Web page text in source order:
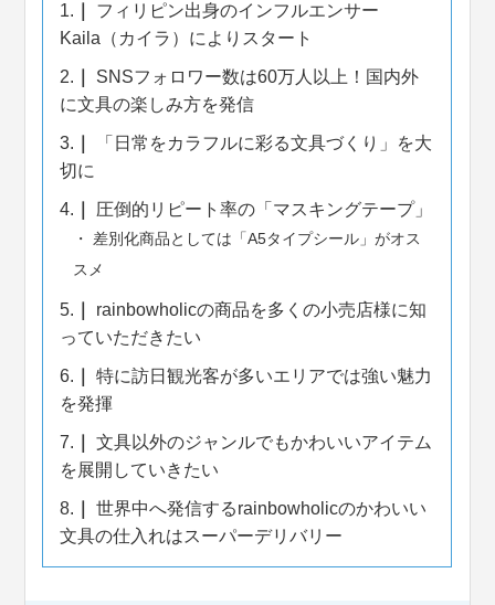
1.
フィリピン出身のインフルエンサー
Kaila（カイラ）によりスタート
2.
SNSフォロワー数は60万人以上！国内外
に文具の楽しみ方を発信
3.
「日常をカラフルに彩る文具づくり」を大
切に
4. 圧倒的リピート率の「マスキングテープ」
差別化商品としては「A5タイプシール」がオス
スメ
5.
rainbowholicの商品を多くの小売店様に知
っていただきたい
6.
特に訪日観光客が多いエリアでは強い魅力
を発揮
7.
文具以外のジャンルでもかわいいアイテム
を展開していきたい
8.
世界中へ発信するrainbowholicのかわいい
文具の仕入れはスーパーデリバリー